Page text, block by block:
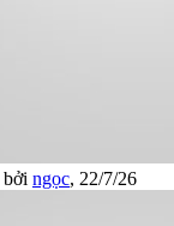
bởi ngọc, 22/7/26